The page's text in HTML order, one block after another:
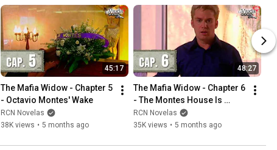
45:17
The Mafia Widow - Chapter 5
- Octavio Montes' Wake
RCN Novelas
38K views • 5 months ago
48:27
The Mafia Widow - Chapter 6
- The Montes House Is
Destroyed
RCN Novelas
35K views • 5 months ago